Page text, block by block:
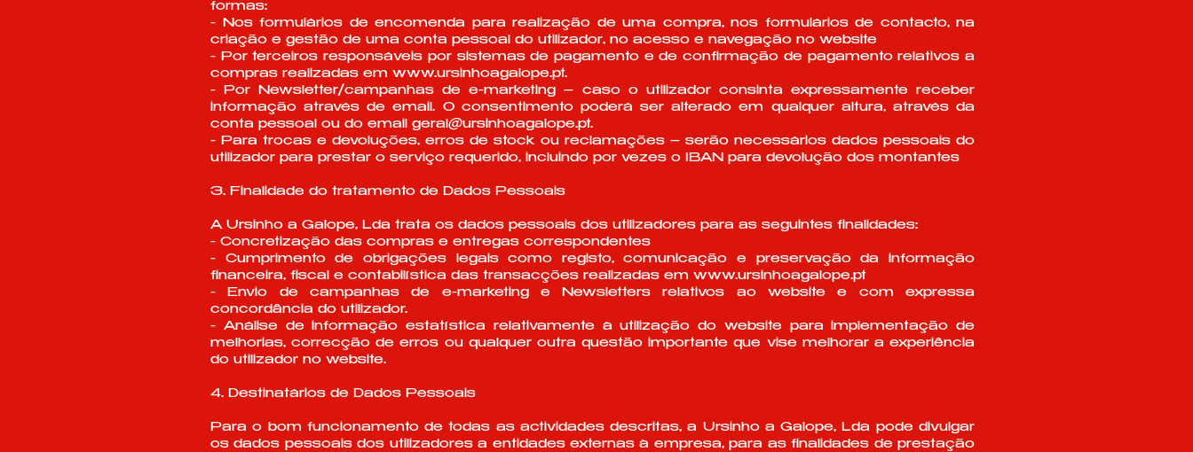
formas:
- Nos formulários de encomenda para realização de uma compra, nos formulários de contacto, na
criação e gestão de uma conta pessoal do utilizador, no acesso e navegação no website
- Por terceiros responsáveis por sistemas de pagamento e de confirmação de pagamento relativos a
compras realizadas em www.ursinhoagalope.pt.
- Por Newsletter/campanhas de e-marketing – caso o utilizador consinta expressamente receber
informação através de email. O consentimento poderá ser alterado em qualquer altura, através da
conta pessoal ou do email geral@ursinhoagalope.pt.
- Para trocas e devoluções, erros de stock ou reclamações – serão necessários dados pessoais do
utilizador para prestar o serviço requerido, incluindo por vezes o IBAN para devolução dos montantes
3. Finalidade do tratamento de Dados Pessoais
A Ursinho a Galope, Lda trata os dados pessoais dos utilizadores para as seguintes finalidades:
- Concretização das compras e entregas correspondentes
- Cumprimento de obrigações legais como registo, comunicação e preservação da informação
financeira, fiscal e contabilística das transacções realizadas em www.ursinhoagalope.pt
- Envio de campanhas de e-marketing e Newsletters relativos ao website e com expressa
concordância do utilizador.
- Análise de informação estatística relativamente à utilização do website para implementação de
melhorias, correcção de erros ou qualquer outra questão importante que vise melhorar a experiência
do utilizador no website.
4. Destinatários de Dados Pessoais
Para o bom funcionamento de todas as actividades descritas, a Ursinho a Galope, Lda pode divulgar
os dados pessoais dos utilizadores a entidades externas à empresa, para as finalidades de prestação